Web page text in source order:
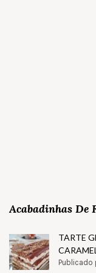
Acabadinhas De
TARTE
Publicado